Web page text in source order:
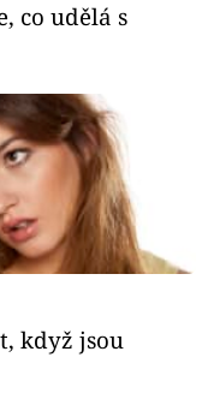
co udělá s
když jsou